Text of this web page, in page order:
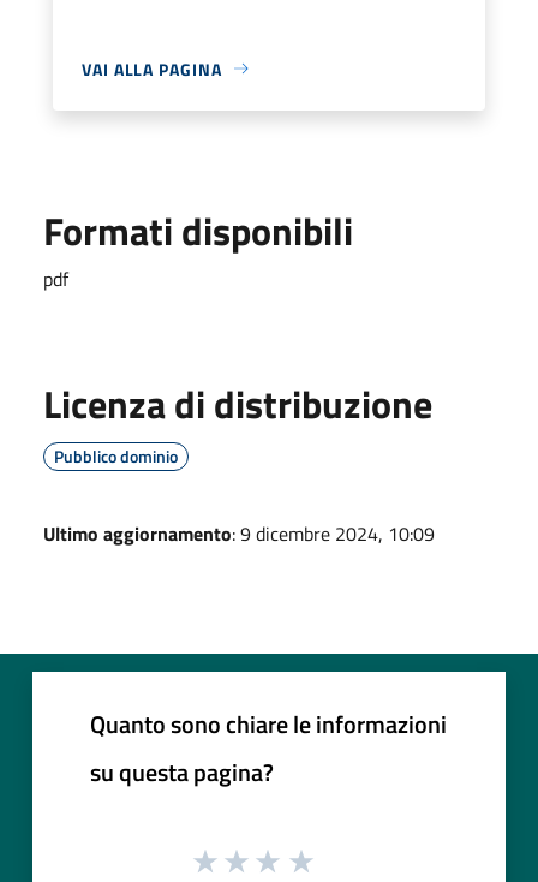
VAI ALLA PAGINA
Formati disponibili
pdf
Licenza di distribuzione
Pubblico dominio
Ultimo aggiornamento: 9 dicembre 2024, 10:09
Quanto sono chiare le informazioni
su questa pagina?